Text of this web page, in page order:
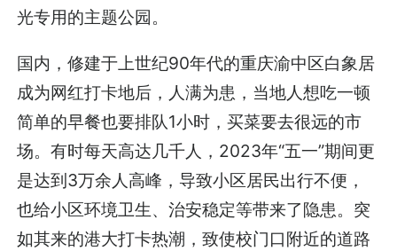
光专用的主题公园。
国内，修建于上世纪90年代的重庆渝中区白象居
成为网红打卡地后，人满为患，当地人想吃一顿
简单的早餐也要排队1小时，买菜要去很远的市
场。有时每天高达几千人，2023年“五一”期间更
是达到3万余人高峰，导致小区居民出行不便，
也给小区环境卫生、治安稳定等带来了隐患。突
如其来的港大打卡热潮，致使校门口附近的道路